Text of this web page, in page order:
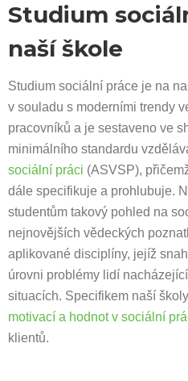
Studium
naší škole
Studium sociální práce je na
v souladu s moderními trendy
pracovníků a je sestaveno ve
minimálního standardu
sociální práci (ASVSP),
dále specifikuje a prohlubuje.
studentům takový pohled na
nejnovějších vědeckých
aplikované disciplíny, jejíž
úrovni problémy lidí
situacích. Specifikem naší
motivací a hodnot v sociální
klientů.